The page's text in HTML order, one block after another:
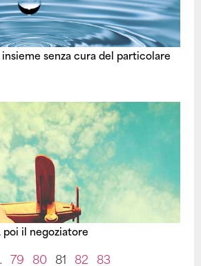
insieme senza cura del particolare
il negoziatore
79 80 81 82 83